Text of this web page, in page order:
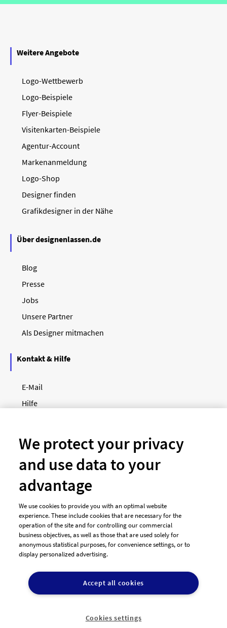
Weitere Angebote
Logo-Wettbewerb
Logo-Beispiele
Flyer-Beispiele
Visitenkarten-Beispiele
Agentur-Account
Markenanmeldung
Logo-Shop
Designer finden
Grafikdesigner in der Nähe
Über designenlassen.de
Blog
Presse
Jobs
Unsere Partner
Als Designer mitmachen
Kontakt & Hilfe
E-Mail
Hilfe
Unsere Zahlungsarten
AGB Dienstleister
Datenschutz
Impressum
We protect your privacy
and use data to your
advantage
We use cookies to provide you with an optimal website
experience. These include cookies that are necessary for the
operation of the site and for controlling our commercial
business objectives, as well as those that are used solely for
anonymous statistical purposes, for convenience settings, or to
display personalized advertising.
Accept all cookies
Cookies settings